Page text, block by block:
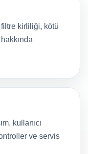
kirliliği, kötü
kullanıcı
ve servis